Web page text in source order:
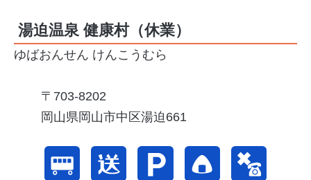
湯迫温泉 健康村（休業）
ゆばおんせん けんこうむら
703-8202
岡山県岡山市中区湯迫661